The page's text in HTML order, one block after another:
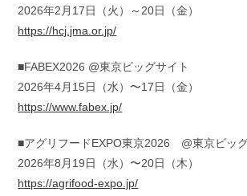
2026年2月17日（火）～20日（金）
https://hcj.jma.or.jp/
■FABEX2026 @東京ビッグサイト
2026年4月15日（水）〜17日（金）
https://www.fabex.jp/
■アグリフードEXPO東京2026 @東京ビッ
2026年8月19日（水）〜20日（木）
https://agrifood-expo.jp/